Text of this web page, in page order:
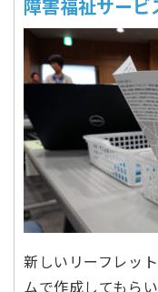
障害福祉サー
新しいリーフレッ
ムで作成してもら